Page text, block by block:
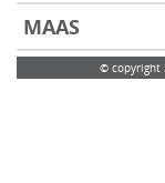
MAAS
© copyright